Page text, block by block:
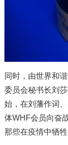
同时，由世界和
委员会秘书长刘
始，在刘藩作词
体WHF会员向奋
那些在疫情中牺